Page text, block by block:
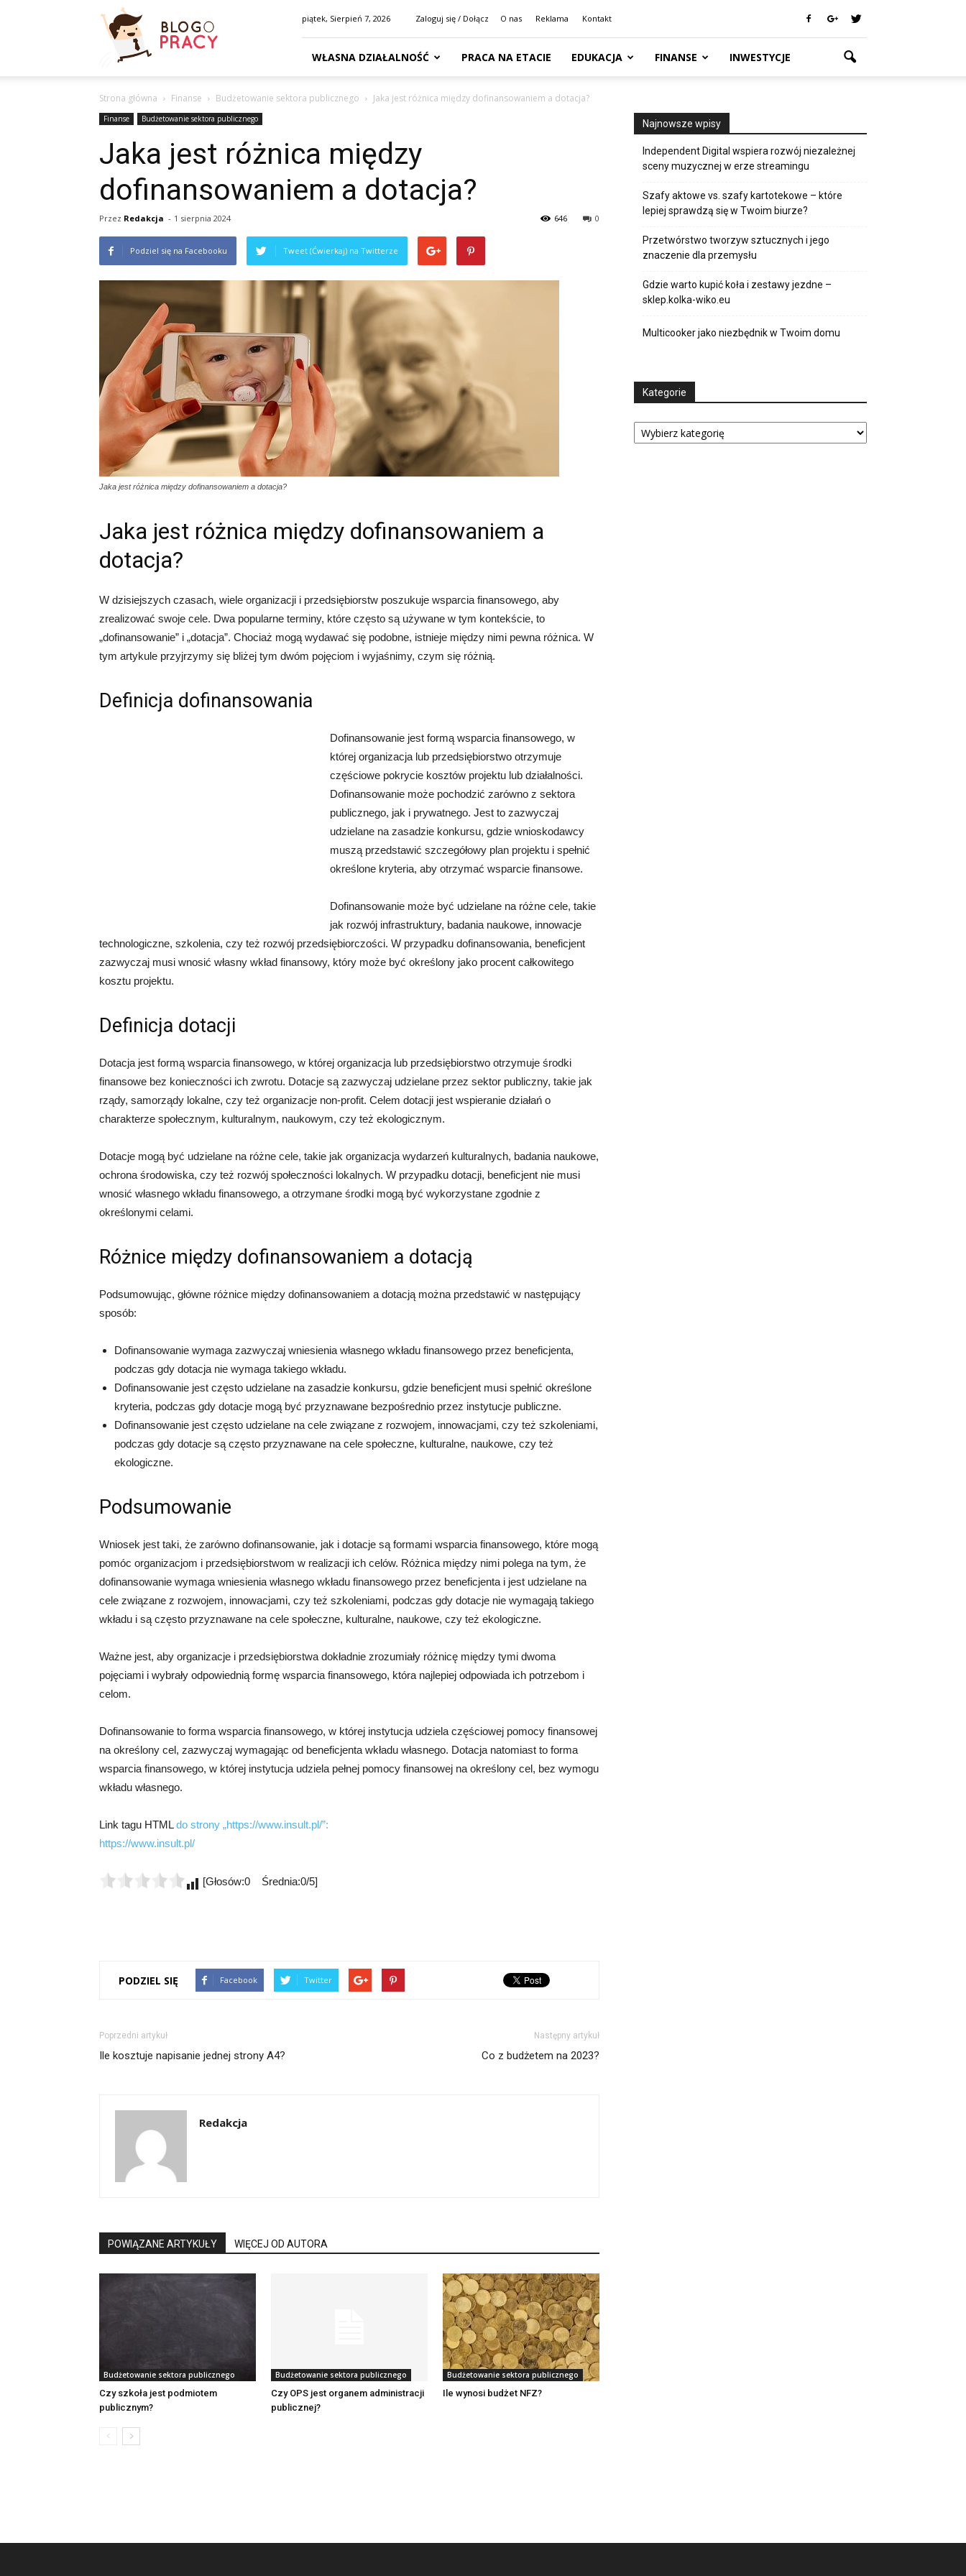
Blogopracy.net.pl
piątek, Sierpień 7, 2026 Zaloguj się / Dołącz O nas Reklama Kontakt
WŁASNA DZIAŁALNOŚĆ PRACA NA ETACIE EDUKACJA FINANSE INWESTYCJE
Strona główna Finanse Budżetowanie sektora publicznego Jaka jest różnica między dofinansowaniem a dotacja?
Finanse Budżetowanie sektora publicznego
Jaka jest różnica między
dofinansowaniem a dotacja?
Przez Redakcja - 1 sierpnia 2024 0
646
Podziel się na Facebooku Tweet (Ćwierkaj) na Twitterze
Jaka jest różnica między dofinansowaniem a dotacja?
Jaka jest różnica między dofinansowaniem a
dotacja?
W dzisiejszych czasach, wiele organizacji i przedsiębiorstw poszukuje wsparcia finansowego, aby
zrealizować swoje cele. Dwa popularne terminy, które często są używane w tym kontekście, to
„dofinansowanie” i „dotacja”. Chociaż mogą wydawać się podobne, istnieje między nimi pewna różnica. W
tym artykule przyjrzymy się bliżej tym dwóm pojęciom i wyjaśnimy, czym się różnią.
Definicja dofinansowania
Dofinansowanie jest formą wsparcia finansowego, w
której organizacja lub przedsiębiorstwo otrzymuje
częściowe pokrycie kosztów projektu lub działalności.
Dofinansowanie może pochodzić zarówno z sektora
publicznego, jak i prywatnego. Jest to zazwyczaj
udzielane na zasadzie konkursu, gdzie wnioskodawcy
muszą przedstawić szczegółowy plan projektu i spełnić
określone kryteria, aby otrzymać wsparcie finansowe.
Dofinansowanie może być udzielane na różne cele, takie
jak rozwój infrastruktury, badania naukowe, innowacje
technologiczne, szkolenia, czy też rozwój przedsiębiorczości. W przypadku dofinansowania, beneficjent
zazwyczaj musi wnosić własny wkład finansowy, który może być określony jako procent całkowitego
kosztu projektu.
Definicja dotacji
Dotacja jest formą wsparcia finansowego, w której organizacja lub przedsiębiorstwo otrzymuje środki
finansowe bez konieczności ich zwrotu. Dotacje są zazwyczaj udzielane przez sektor publiczny, takie jak
rządy, samorządy lokalne, czy też organizacje non-profit. Celem dotacji jest wspieranie działań o
charakterze społecznym, kulturalnym, naukowym, czy też ekologicznym.
Dotacje mogą być udzielane na różne cele, takie jak organizacja wydarzeń kulturalnych, badania naukowe,
ochrona środowiska, czy też rozwój społeczności lokalnych. W przypadku dotacji, beneficjent nie musi
wnosić własnego wkładu finansowego, a otrzymane środki mogą być wykorzystane zgodnie z
określonymi celami.
Różnice między dofinansowaniem a dotacją
Podsumowując, główne różnice między dofinansowaniem a dotacją można przedstawić w następujący
sposób:
Dofinansowanie wymaga zazwyczaj wniesienia własnego wkładu finansowego przez beneficjenta,
podczas gdy dotacja nie wymaga takiego wkładu.
Dofinansowanie jest często udzielane na zasadzie konkursu, gdzie beneficjent musi spełnić określone
kryteria, podczas gdy dotacje mogą być przyznawane bezpośrednio przez instytucje publiczne.
Dofinansowanie jest często udzielane na cele związane z rozwojem, innowacjami, czy też szkoleniami,
podczas gdy dotacje są często przyznawane na cele społeczne, kulturalne, naukowe, czy też
ekologiczne.
Podsumowanie
Wniosek jest taki, że zarówno dofinansowanie, jak i dotacje są formami wsparcia finansowego, które mogą
pomóc organizacjom i przedsiębiorstwom w realizacji ich celów. Różnica między nimi polega na tym, że
dofinansowanie wymaga wniesienia własnego wkładu finansowego przez beneficjenta i jest udzielane na
cele związane z rozwojem, innowacjami, czy też szkoleniami, podczas gdy dotacje nie wymagają takiego
wkładu i są często przyznawane na cele społeczne, kulturalne, naukowe, czy też ekologiczne.
Ważne jest, aby organizacje i przedsiębiorstwa dokładnie zrozumiały różnicę między tymi dwoma
pojęciami i wybrały odpowiednią formę wsparcia finansowego, która najlepiej odpowiada ich potrzebom i
celom.
Dofinansowanie to forma wsparcia finansowego, w której instytucja udziela częściowej pomocy finansowej
na określony cel, zazwyczaj wymagając od beneficjenta wkładu własnego. Dotacja natomiast to forma
wsparcia finansowego, w której instytucja udziela pełnej pomocy finansowej na określony cel, bez wymogu
wkładu własnego.
Link tagu HTMLdo strony „https://www.insult.pl/”:
https://www.insult.pl/
[Głosów:0 Średnia:0/5]
PODZIEL SIĘ Facebook Twitter
Poprzedni artykuł
Ile kosztuje napisanie jednej strony A4?
Następny artykuł
Co z budżetem na 2023?
Redakcja
POWIĄZANE ARTYKUŁY WIĘCEJ OD AUTORA
Budżetowanie sektora publicznego
Czy szkoła jest podmiotem
publicznym?
Budżetowanie sektora publicznego
Czy OPS jest organem administracji
publicznej?
Budżetowanie sektora publicznego
Ile wynosi budżet NFZ?
Najnowsze wpisy
Independent Digital wspiera rozwój niezależnej
sceny muzycznej w erze streamingu
Szafy aktowe vs. szafy kartotekowe – które
lepiej sprawdzą się w Twoim biurze?
Przetwórstwo tworzyw sztucznych i jego
znaczenie dla przemysłu
Gdzie warto kupić koła i zestawy jezdne –
sklep.kolka-wiko.eu
Multicooker jako niezbędnik w Twoim domu
Kategorie
Kategorie